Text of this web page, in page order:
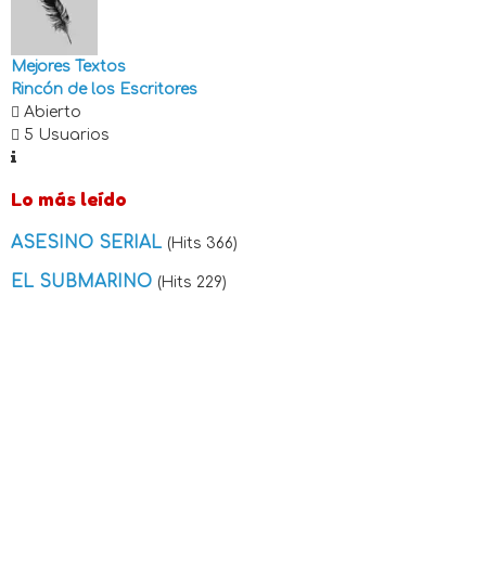
Mejores Textos
Rincón de los Escritores
Abierto
5 Usuarios
Lo más leído
ASESINO SERIAL (Hits 366)
EL SUBMARINO (Hits 229)